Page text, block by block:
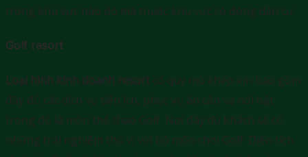
trong khu vực nào đó mà thuộc khu vực có đông dân cư.
Golf resort
Loại hình kinh doanh resort có quy mô khép kín bao gồm
đầy đủ các dịch vụ tiện ích, phục vụ ân cần và nổi bật
trong đó là môn thể thao Golf. Nơi đây du khách sẽ có
những trải nghiệm thú vị với bộ môn chơi Golf. Diện tích